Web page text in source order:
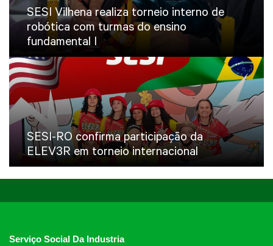
SESI Vilhena realiza torneio interno de
robótica com turmas do ensino
fundamental I
SESI-RO confirma participação da
ELEV3R em torneio internacional
Serviço Social Da Industria